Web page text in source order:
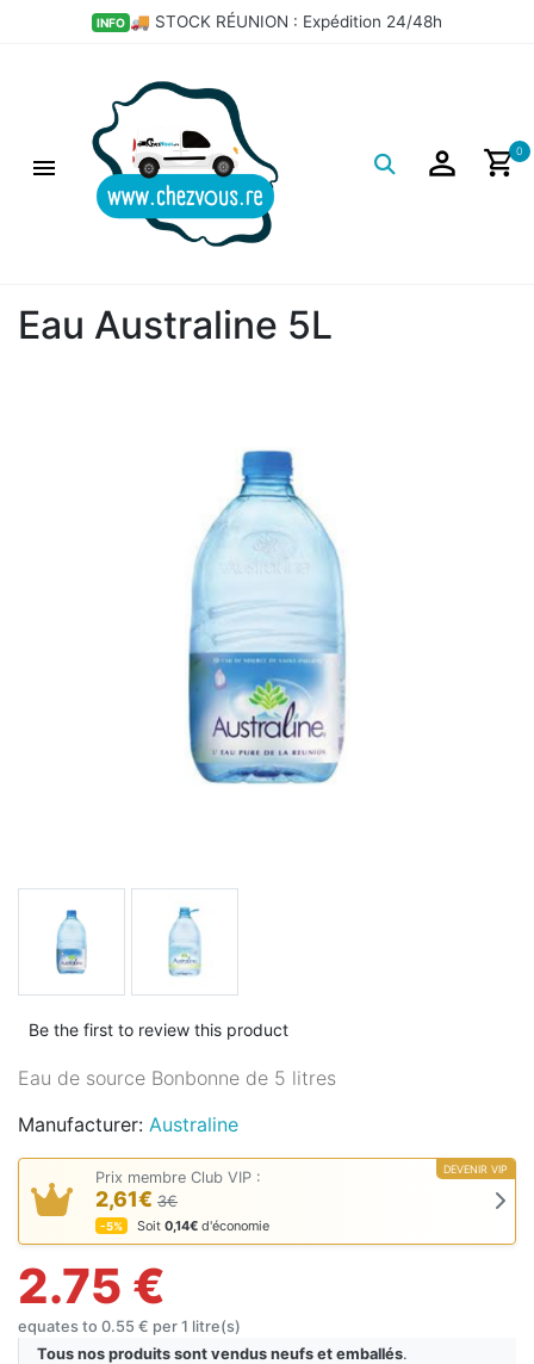
HOT 💣 LES BONS PLANS DÉPÔT
0
Eau Australine 5L
Be the first to review this product
Eau de source Bonbonne de 5 litres
Manufacturer: Australine
DEVENIR VIP
Prix membre Club VIP :
2,61€ 3€
-5% Soit 0,14€d'économie
2.75 €
equates to 0.55 € per 1 litre(s)
Tous nos produits sont vendus neufs et emballés.